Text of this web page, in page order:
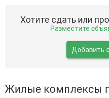
Хотите сдать или
Разместите
Добавить
Жилые комплексы